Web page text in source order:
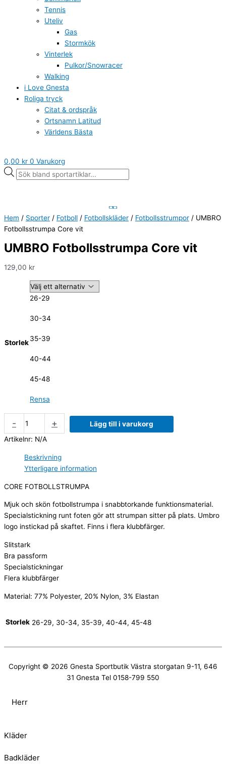
Tennis
Uteliv
Gas
Stormkök
Vinterlek
Pulkor/Snowracer
Walking
i Love Gnesta
Roliga tryck
Citat & ordspråk
Ortsnamn Latitud
Världens Bästa
0,00 kr 0 Varukorg
Hem / Sporter / Fotboll / Fotbollskläder / Fotbollsstrumpor / UMBRO
Fotbollsstrumpa Core vit
UMBRO Fotbollsstrumpa Core vit
129,00 kr
Storlek
26-29
30-34
35-39
40-44
45-48
Rensa
- +
Lägg till i varukorg
Artikelnr: N/A
Beskrivning
Ytterligare information
CORE FOTBOLLSTRUMPA
Mjuk och skön fotbollstrumpa i snabbtorkande funktionsmaterial.
Specialstickning runt foten gör att strumpan sitter på plats. Umbro
logo instickad på skaftet. Finns i flera klubbfärger.
Slitstark
Bra passform
Specialstickningar
Flera klubbfärger
Material: 77% Polyester, 20% Nylon, 3% Elastan
Storlek 26-29, 30-34, 35-39, 40-44, 45-48
Copyright © 2026 Gnesta Sportbutik Västra storgatan 9-11, 646
31 Gnesta Tel 0158-799 550
Herr
Kläder
Badkläder